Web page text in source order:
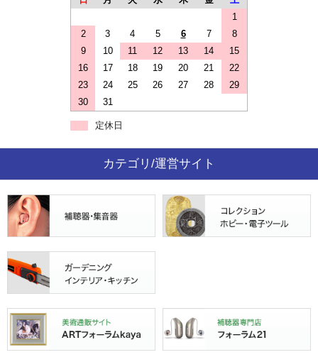
1
2
3 4 5 6 7
8
9
10 11 12 13 14
15
16
17 18 19 20 21
22
23
24 25 26 27 28
29
30
31
定休日
カテゴリ/運営サイト